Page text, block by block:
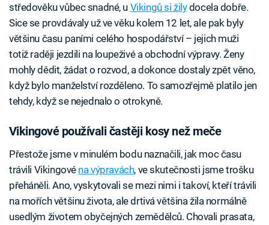
středověku vůbec snadné, u Vikingů si žilydocela dobře.
Sice se provdávaly už ve věku kolem 12 let, ale pak byly
většinu času paními celého hospodářství – jejich muži
totiž raději jezdili na loupeživé a obchodní výpravy. Ženy
mohly dědit, žádat o rozvod, a dokonce dostaly zpět věno,
když bylo manželství rozděleno. To samozřejmě platilo jen
tehdy, když se nejednalo o otrokyně.
Vikingové používali častěji kosy než meče
Přestože jsme v minulém bodu naznačili, jak moc času
trávili Vikingové na výpravách, ve skutečnosti jsme trošku
přeháněli. Ano, vyskytovali se mezi nimi i takoví, kteří trávili
na mořích většinu života, ale drtivá většina žila normálně
usedlým životem obyčejných zemědělců. Chovali prasata,